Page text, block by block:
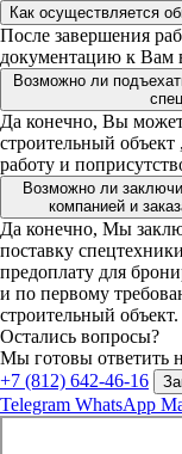
Как осуществляется
После завершения
документацию к Вам
Возможно ли
Да конечно, Вы
строительный объект
работу и
Возможно ли
компанией и
Да конечно, Мы
поставку
предоплату для
и по первому
строительный объект.
Остались вопросы?
Мы готовы ответить
+7 (812) 642-46-16
Telegram WhatsApp